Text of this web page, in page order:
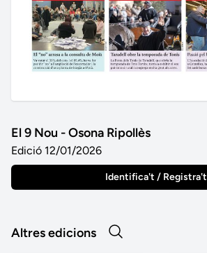
El 9 Nou - Osona Ripollès
Edició 12/01/2026
Identifica't / Registra't
Altres edicions